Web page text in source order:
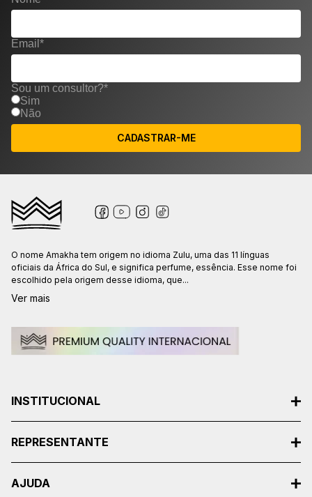
Email*
Sou um consultor?*
Sim
Não
CADASTRAR-ME
O nome Amakha tem origem no idioma Zulu, uma das 11 línguas
oficiais da África do Sul, e significa perfume, essência. Esse nome foi
escolhido pela origem desse idioma, que...
Ver mais
INSTITUCIONAL
REPRESENTANTE
AJUDA